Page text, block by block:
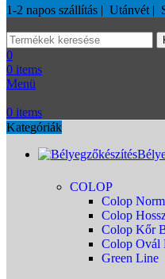
1-2 napos szállítás | Utánvét |
0
0 items
Menü
0 items
Kategóriák
COLOP
Colop
Colop
Colop Kőr
Colop Ovál
Green Line